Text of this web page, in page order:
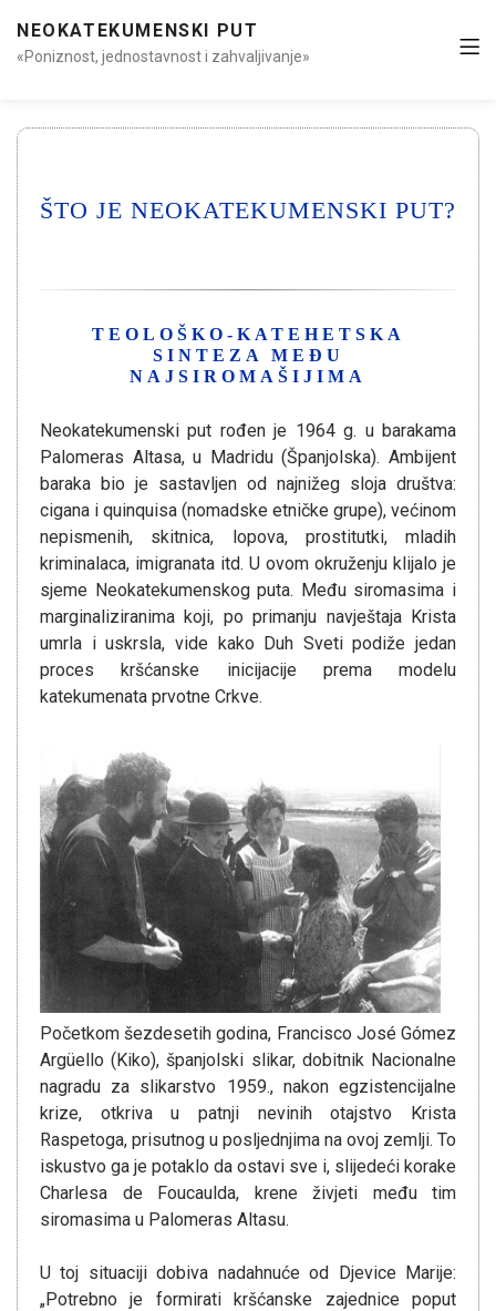
NEOKATEKUMENSKI PUT
«Poniznost, jednostavnost i zahvaljivanje»
ŠTO JE NEOKATEKUMENSKI PUT?
TEOLOŠKO-KATEHETSKA
SINTEZA MEĐU
NAJSIROMAŠIJIMA
Neokatekumenski put rođen je 1964 g. u barakama
Palomeras Altasa, u Madridu (Španjolska). Ambijent
baraka bio je sastavljen od najnižeg sloja društva:
cigana i quinquisa (nomadske etničke grupe), većinom
nepismenih, skitnica, lopova, prostitutki, mladih
kriminalaca, imigranata itd. U ovom okruženju klijalo je
sjeme Neokatekumenskog puta. Među siromasima i
marginaliziranima koji, po primanju navještaja Krista
umrla i uskrsla, vide kako Duh Sveti podiže jedan
proces kršćanske inicijacije prema modelu
katekumenata prvotne Crkve.
Početkom šezdesetih godina, Francisco José Gómez
Argüello (Kiko), španjolski slikar, dobitnik Nacionalne
nagradu za slikarstvo 1959., nakon egzistencijalne
krize, otkriva u patnji nevinih otajstvo Krista
Raspetoga, prisutnog u posljednjima na ovoj zemlji. To
iskustvo ga je potaklo da ostavi sve i, slijedeći korake
Charlesa de Foucaulda, krene živjeti među tim
siromasima u Palomeras Altasu.
U toj situaciji dobiva nadahnuće od Djevice Marije:
„Potrebno je formirati kršćanske zajednice poput